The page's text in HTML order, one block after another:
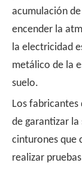
acumulación
encender la
la electricidad
metálico de la
suelo.
Los fabricantes
de garantizar
cinturones que
realizar